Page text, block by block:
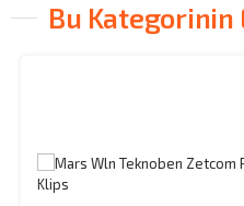
Bu Kategorinin